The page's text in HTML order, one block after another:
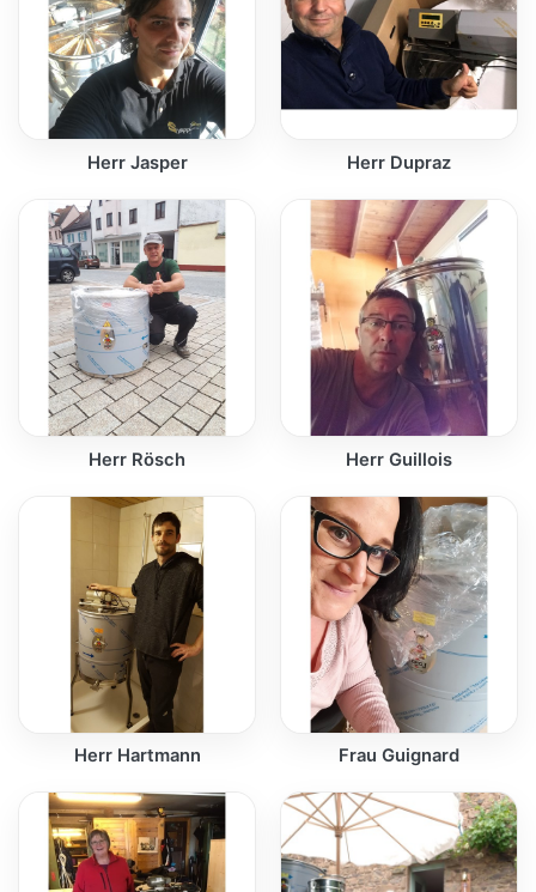
Herr Jasper Herr Dupraz
Herr Rösch Herr Guillois
Herr Hartmann Frau Guignard